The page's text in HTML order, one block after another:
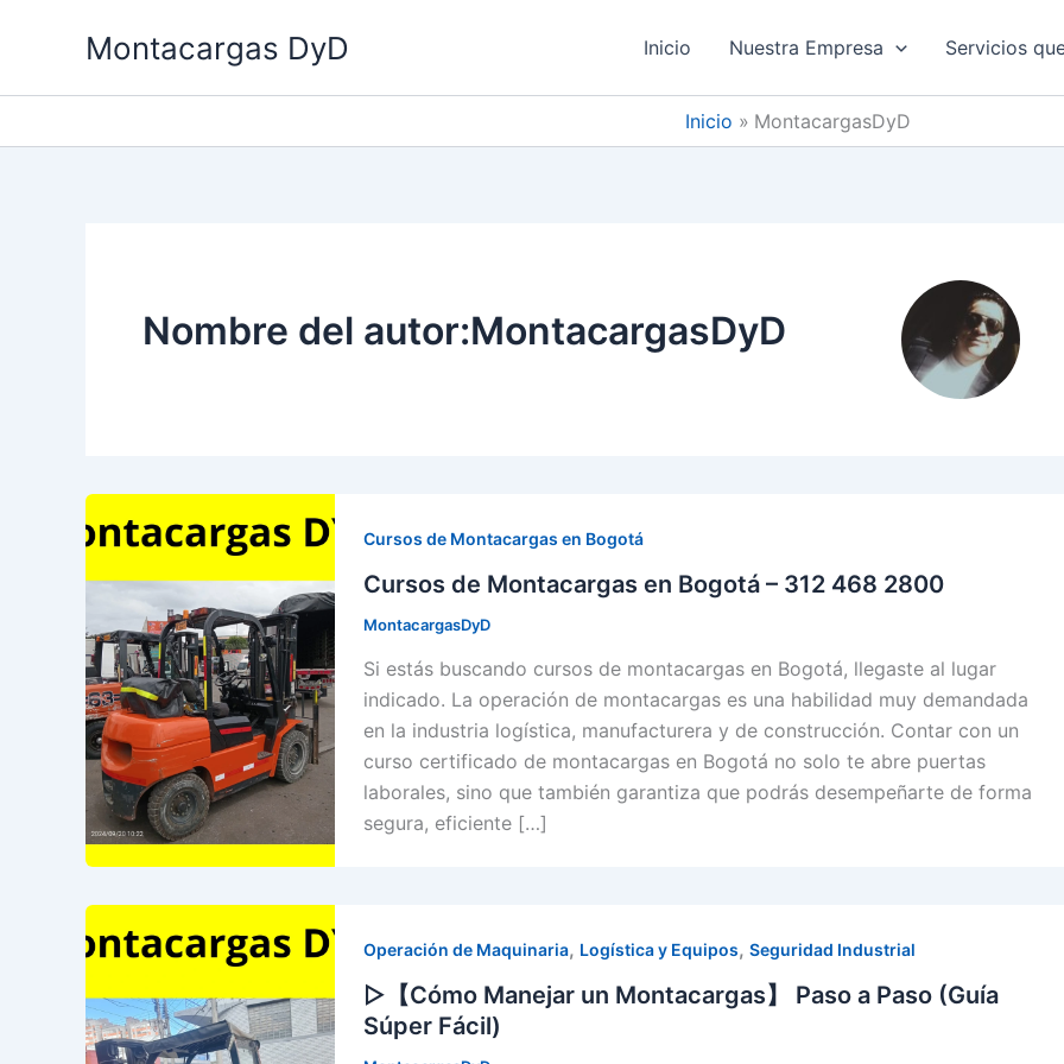
Montacargas DyD Inicio Nuestra Empresa Servicios
Inicio MontacargasDyD
Nombre del autor:MontacargasDyD
Cursos de Montacargas en Bogotá
Cursos de Montacargas en Bogotá – 312 468 2800
MontacargasDyD
Si estás buscando cursos de montacargas en Bogotá, llegaste al lugar
indicado. La operación de montacargas es una habilidad muy demandada
en la industria logística, manufacturera y de construcción. Contar con un
curso certificado de montacargas en Bogotá no solo te abre puertas
laborales, sino que también garantiza que podrás desempeñarte de forma
segura, eficiente […]
Operación de Maquinaria, Logística y Equipos, Seguridad Industrial
▷【Cómo Manejar un Montacargas】 Paso a Paso (Guía
Súper Fácil)